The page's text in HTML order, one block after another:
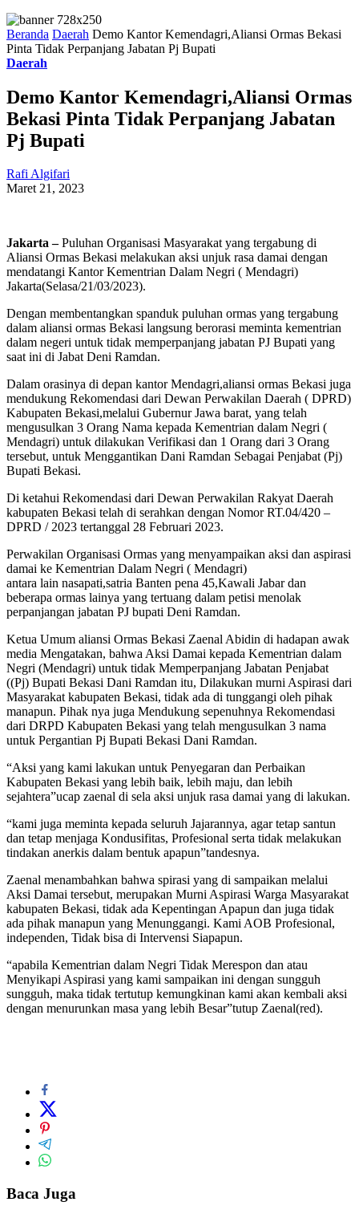
Beranda Daerah Demo Kantor Kemendagri,Aliansi Ormas Bekasi
Pinta Tidak Perpanjang Jabatan Pj Bupati
Daerah
Demo Kantor Kemendagri,Aliansi Ormas
Bekasi Pinta Tidak Perpanjang Jabatan
Pj Bupati
Rafi Algifari
Maret 21, 2023
Jakarta –Puluhan Organisasi Masyarakat yang tergabung di
Aliansi Ormas Bekasi melakukan aksi unjuk rasa damai dengan
mendatangi Kantor Kementrian Dalam Negri ( Mendagri)
Jakarta(Selasa/21/03/2023).
Dengan membentangkan spanduk puluhan ormas yang tergabung
dalam aliansi ormas Bekasi langsung berorasi meminta kementrian
dalam negeri untuk tidak memperpanjang jabatan PJ Bupati yang
saat ini di Jabat Deni Ramdan.
Dalam orasinya di depan kantor Mendagri,aliansi ormas Bekasi juga
mendukung Rekomendasi dari Dewan Perwakilan Daerah ( DPRD)
Kabupaten Bekasi,melalui Gubernur Jawa barat, yang telah
mengusulkan 3 Orang Nama kepada Kementrian dalam Negri (
Mendagri) untuk dilakukan Verifikasi dan 1 Orang dari 3 Orang
tersebut, untuk Menggantikan Dani Ramdan Sebagai Penjabat (Pj)
Bupati Bekasi.
Di ketahui Rekomendasi dari Dewan Perwakilan Rakyat Daerah
kabupaten Bekasi telah di serahkan dengan Nomor RT.04/420 –
DPRD / 2023 tertanggal 28 Februari 2023.
Perwakilan Organisasi Ormas yang menyampaikan aksi dan aspirasi
damai ke Kementrian Dalam Negri ( Mendagri)
antara lain nasapati,satria Banten pena 45,Kawali Jabar dan
beberapa ormas lainya yang tertuang dalam petisi menolak
perpanjangan jabatan PJ bupati Deni Ramdan.
Ketua Umum aliansi Ormas Bekasi Zaenal Abidin di hadapan awak
media Mengatakan, bahwa Aksi Damai kepada Kementrian dalam
Negri (Mendagri) untuk tidak Memperpanjang Jabatan Penjabat
((Pj) Bupati Bekasi Dani Ramdan itu, Dilakukan murni Aspirasi dari
Masyarakat kabupaten Bekasi, tidak ada di tunggangi oleh pihak
manapun. Pihak nya juga Mendukung sepenuhnya Rekomendasi
dari DRPD Kabupaten Bekasi yang telah mengusulkan 3 nama
untuk Pergantian Pj Bupati Bekasi Dani Ramdan.
“Aksi yang kami lakukan untuk Penyegaran dan Perbaikan
Kabupaten Bekasi yang lebih baik, lebih maju, dan lebih
sejahtera”ucap zaenal di sela aksi unjuk rasa damai yang di lakukan.
“kami juga meminta kepada seluruh Jajarannya, agar tetap santun
dan tetap menjaga Kondusifitas, Profesional serta tidak melakukan
tindakan anerkis dalam bentuk apapun”tandesnya.
Zaenal menambahkan bahwa spirasi yang di sampaikan melalui
Aksi Damai tersebut, merupakan Murni Aspirasi Warga Masyarakat
kabupaten Bekasi, tidak ada Kepentingan Apapun dan juga tidak
ada pihak manapun yang Menunggangi. Kami AOB Profesional,
independen, Tidak bisa di Intervensi Siapapun.
“apabila Kementrian dalam Negri Tidak Merespon dan atau
Menyikapi Aspirasi yang kami sampaikan ini dengan sungguh
sungguh, maka tidak tertutup kemungkinan kami akan kembali aksi
dengan menurunkan masa yang lebih Besar”tutup Zaenal(red).
Baca Juga